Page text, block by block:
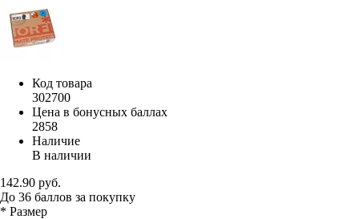
Код товара
302700
Цена в бонусных баллах
2858
Наличие
В наличии
142.90 руб.
До 36 баллов за покупку
* Размер